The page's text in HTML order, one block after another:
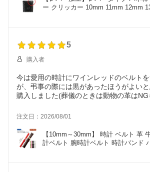
ー クリッカー 10mm 11mm 12mm
20mm・22mm】
5
購入者
今は愛用の時計にワインレッドのベルト
が、弔事の際には黒があったほうがよい
購入しました(葬儀のときは動物の革はNG
属ベルトが苦手なためこれにしました)。
が品良く、ツヤも控えめでとてもよいお品
です。ありがとうございました。
注文日：2026/08/01
【10mm～30mm】 時計 ベルト 革
計ベルト 腕時計ベルト 時計バンド